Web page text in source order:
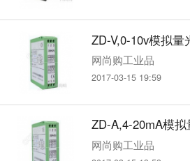
ZD-V,0-10v模拟量
网尚购工业品
2017-03-15 19:59
ZD-A,4-20mA模
网尚购工业品